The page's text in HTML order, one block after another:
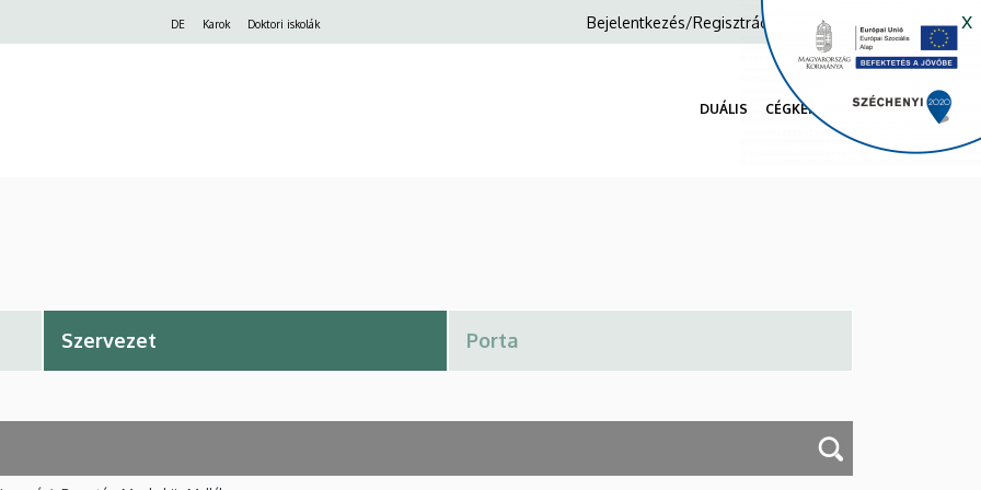
DE Karok Doktori iskolák x
Anonim
Bejelentkezés/Regisztráció
navigáció
DUÁLIS CÉGKERESŐ